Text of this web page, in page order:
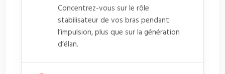
Concentrez-vous sur le rôle
stabilisateur de vos bras pendant
l’impulsion, plus que sur la génération
d’élan.